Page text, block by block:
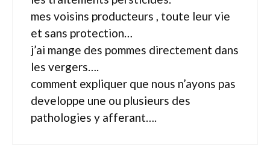
mes voisins producteurs , toute leur vie
et sans protection…
j’ai mange des pommes directement dans
les vergers….
comment expliquer que nous n’ayons pas
developpe une ou plusieurs des
pathologies y afferant….